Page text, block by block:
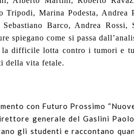
Marina Podesta, Andrea
Barco, Andrea Rossi,
spiegano come si passa
la difficile lotta contro i tumori e
della vita fetale.
con Futuro Prossimo
generale del Gaslini
gli studenti e raccontano